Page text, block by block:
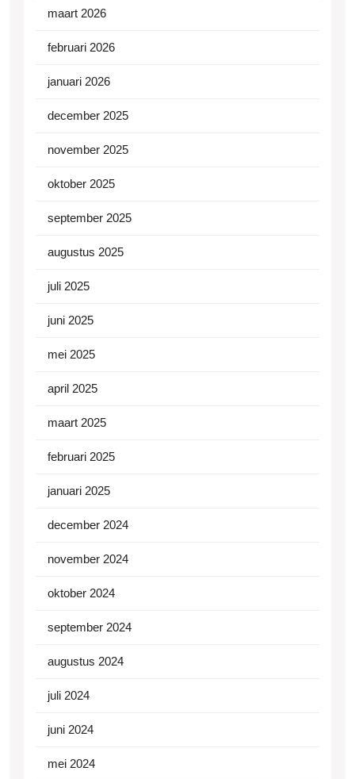
maart 2026
februari 2026
januari 2026
december 2025
november 2025
oktober 2025
september 2025
augustus 2025
juli 2025
juni 2025
mei 2025
april 2025
maart 2025
februari 2025
januari 2025
december 2024
november 2024
oktober 2024
september 2024
augustus 2024
juli 2024
juni 2024
mei 2024